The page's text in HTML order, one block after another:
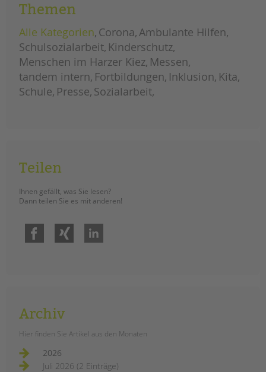
Themen
Alle Kategorien Corona Ambulante Hilfen
Schulsozialarbeit Kinderschutz
Menschen im Harzer Kiez Messen
tandem intern Fortbildungen Inklusion Kita
Schule Presse Sozialarbeit
Teilen
Ihnen gefällt, was Sie lesen?
Dann teilen Sie es mit anderen!
Facebook
Archiv
Hier finden Sie Artikel aus den Monaten
2026
Juli 2026 (2 Einträge)